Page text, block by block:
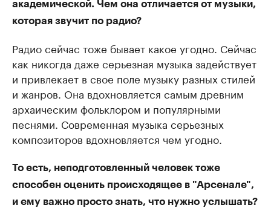
академической. Чем она отличается от музыки,
которая звучит по радио?
Радио сейчас тоже бывает какое угодно. Сейчас
как никогда даже серьезная музыка задействует
и привлекает в свое поле музыку разных стилей
и жанров. Она вдохновляется самым древним
архаическим фольклором и популярными
песнями. Современная музыка серьезных
композиторов вдохновляется чем угодно.
То есть, неподготовленный человек тоже
способен оценить происходящее в "Арсенале",
и ему важно просто знать, что нужно услышать?